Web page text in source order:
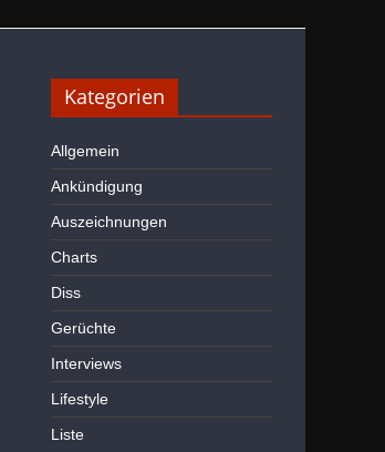
Kategorien
Allgemein
Ankündigung
Auszeichnungen
Charts
Diss
Gerüchte
Interviews
Lifestyle
Liste